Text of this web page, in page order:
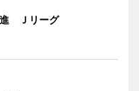
進 Ｊリーグ